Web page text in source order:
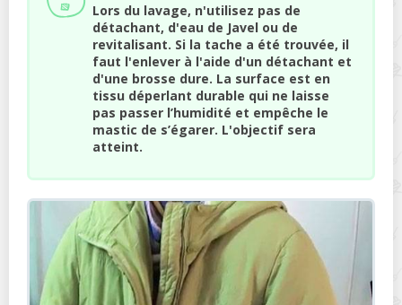
Lors du lavage, n'utilisez pas de
détachant, d'eau de Javel ou de
revitalisant. Si la tache a été trouvée, il
faut l'enlever à l'aide d'un détachant et
d'une brosse dure. La surface est en
tissu déperlant durable qui ne laisse
pas passer l’humidité et empêche le
mastic de s’égarer. L'objectif sera
atteint.